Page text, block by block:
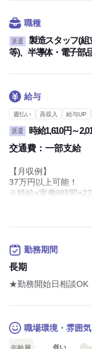
職種
派遣
製造スタッフ(組
等)、半導体・電子部
給与
週払い 高収入 給与UP
派遣
時給1,610円～
交通費： 一部支給
【月収例】
37万円以上可能！
※時給×実働8時間
※月収例は一例であ
◆月払い（月末締め/
【待遇・福利厚生】
◇有給制度有
◇交通費支給（規定有
勤務期間
長期
★勤務開始日相談OK
職場環境・雰囲気
低い